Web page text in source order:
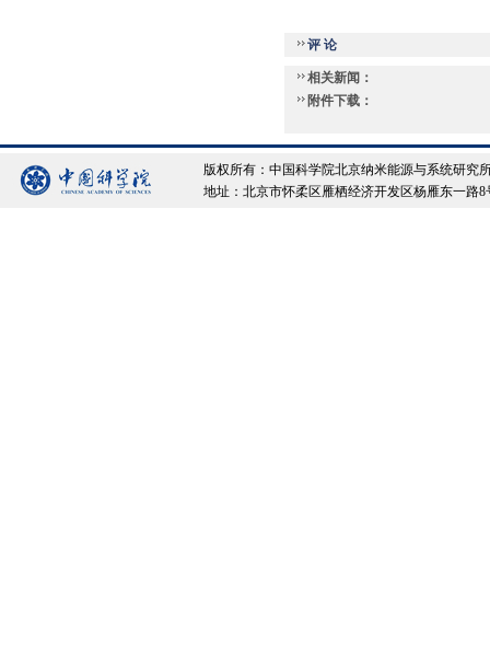
评 论
相关新闻：
附件下载：
版权所有：中国科学院北京纳米能源与系统研究
地址：北京市怀柔区雁栖经济开发区杨雁东一路8